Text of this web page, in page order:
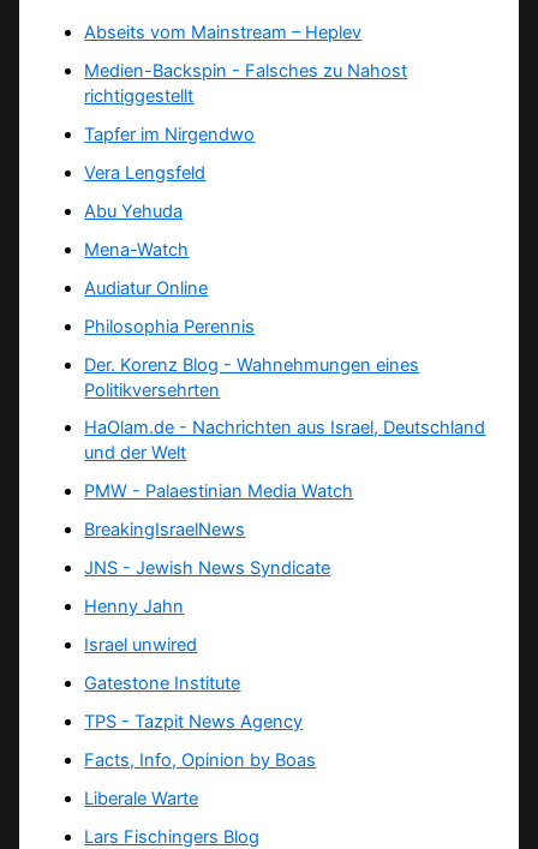
Abseits vom Mainstream – Heplev
Medien-Backspin - Falsches zu Nahost
richtiggestellt
Tapfer im Nirgendwo
Vera Lengsfeld
Abu Yehuda
Mena-Watch
Audiatur Online
Philosophia Perennis
Der. Korenz Blog - Wahnehmungen eines
Politikversehrten
HaOlam.de - Nachrichten aus Israel, Deutschland
und der Welt
PMW - Palaestinian Media Watch
BreakingIsraelNews
JNS - Jewish News Syndicate
Henny Jahn
Israel unwired
Gatestone Institute
TPS -Tazpit News Agency
Facts, Info, Opinion by Boas
Liberale Warte
Lars Fischingers Blog